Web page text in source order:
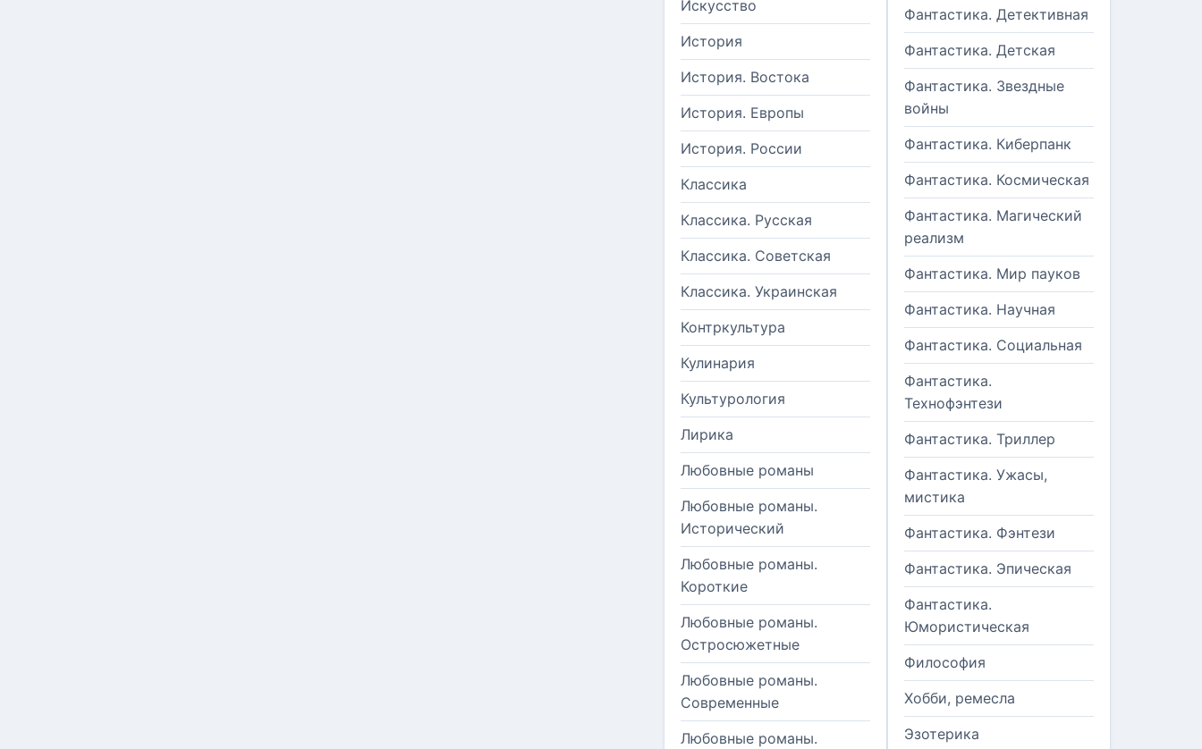
Искусство
История
История. Востока
История. Европы
История. России
Классика
Классика. Русская
Классика. Советская
Классика. Украинская
Контркультура
Кулинария
Культурология
Лирика
Любовные романы
Любовные романы.
Исторический
Любовные романы.
Короткие
Любовные романы.
Остросюжетные
Любовные романы.
Современные
Любовные романы.
Фантастика. Детективная
Фантастика. Детская
Фантастика. Звездные
войны
Фантастика. Киберпанк
Фантастика. Космическая
Фантастика. Магический
реализм
Фантастика. Мир пауков
Фантастика. Научная
Фантастика. Социальная
Фантастика.
Технофэнтези
Фантастика. Триллер
Фантастика. Ужасы,
мистика
Фантастика. Фэнтези
Фантастика. Эпическая
Фантастика.
Юмористическая
Философия
Хобби, ремесла
Эзотерика